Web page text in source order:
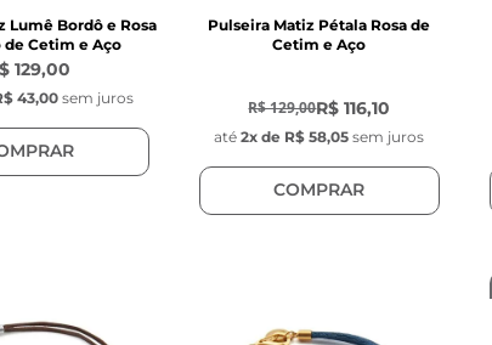
Lumê Bordô e Rosa
de Cetim e Aço
129,00
43,00 sem juros
Pulseira Matiz Pétala Rosa de
Cetim e Aço
R$ 129,00R$ 116,10
até 2x de R$ 58,05 sem juros
COMPRAR